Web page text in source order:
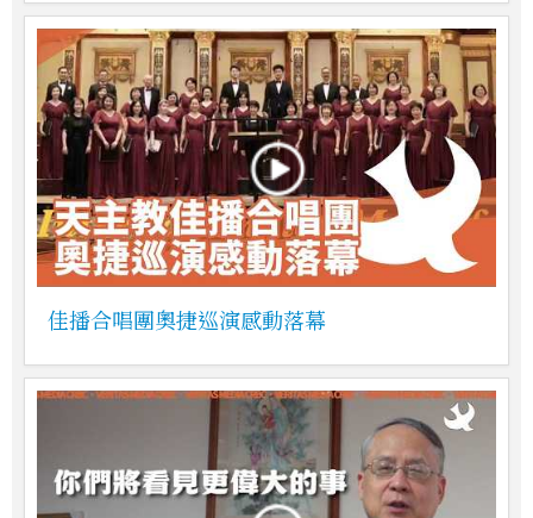
佳播合唱團奧捷巡演感動落幕